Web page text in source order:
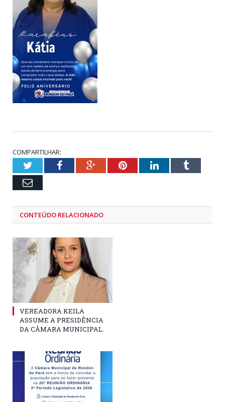
COMPARTILHAR:
TwitterFacebookGoogle+PinterestLinkedInTumblr
Email
CONTEÚDO RELACIONADO
VEREADORA KEILA
ASSUME A PRESIDÊNCIA
DA CÂMARA MUNICIPAL.